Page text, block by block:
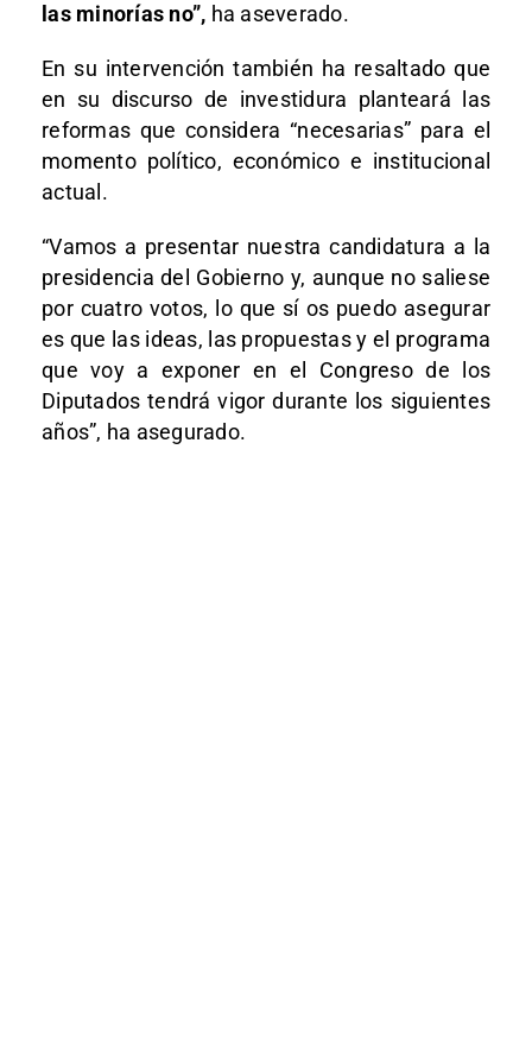
las minorías no”, ha aseverado.
En su intervención también ha resaltado que
en su discurso de investidura planteará las
reformas que considera “necesarias” para el
momento político, económico e institucional
actual.
“Vamos a presentar nuestra candidatura a la
presidencia del Gobierno y, aunque no saliese
por cuatro votos, lo que sí os puedo asegurar
es que las ideas, las propuestas y el programa
que voy a exponer en el Congreso de los
Diputados tendrá vigor durante los siguientes
años”, ha asegurado.